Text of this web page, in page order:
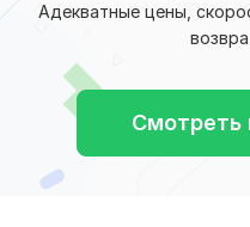
Адекватные цены,
Смотреть